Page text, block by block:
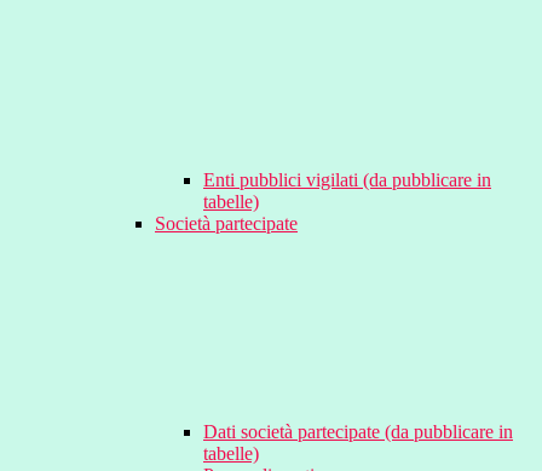
Enti pubblici vigilati (da pubblicare in
tabelle)
Società partecipate
Dati società partecipate (da pubblicare in
tabelle)